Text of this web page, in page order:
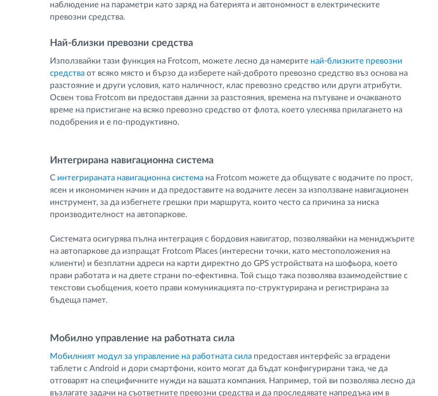
наблюдение на параметри като заряд на батерията и автономност в електрическите
превозни средства.
Най-близки превозни средства
Използвайки тази функция на Frotcom, можете лесно да намерите най-близките превозни
средства от всяко място и бързо да изберете най-доброто превозно средство въз основа на
разстояние и други условия, като наличност, клас превозно средство или други атрибути.
Освен това Frotcom ви предоставя данни за разстояния, времена на пътуване и очакваното
време на пристигане на всяко превозно средство от флота, което улеснява прилагането на
подобрения и е по-продуктивно.
Интегрирана навигационна система
С интегрираната навигационна система на Frotcom можете да общувате с водачите по прост,
ясен и икономичен начин и да предоставите на водачите лесен за използване навигационен
инструмент, за да избегнете грешки при маршрута, които често са причина за ниска
производителност на автопаркове.
Системата осигурява пълна интеграция с бордовия навигатор, позволявайки на мениджърите
на автопаркове да изпращат Frotcom Places (интересни точки, като местоположения на
клиенти) и безплатни адреси на карти директно до GPS устройствата на шофьора, което
прави работата и на двете страни по-ефективна. Той също така позволява взаимодействие с
текстови съобщения, което прави комуникацията по-структурирана и регистрирана за
бъдеща памет.
Мобилно управление на работната сила
Мобилният модул за управление на работната сила предоставя интерфейс за вградени
таблети с Android и дори смартфони, които могат да бъдат конфигурирани така, че да
отговарят на специфичните нужди на вашата компания. Например, той ви позволява лесно да
възлагате задачи на съответните превозни средства и да проследявате напредъка им в